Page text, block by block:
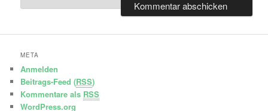
META
Anmelden
Beitrags-Feed (RSS)
Kommentare als RSS
WordPress.org